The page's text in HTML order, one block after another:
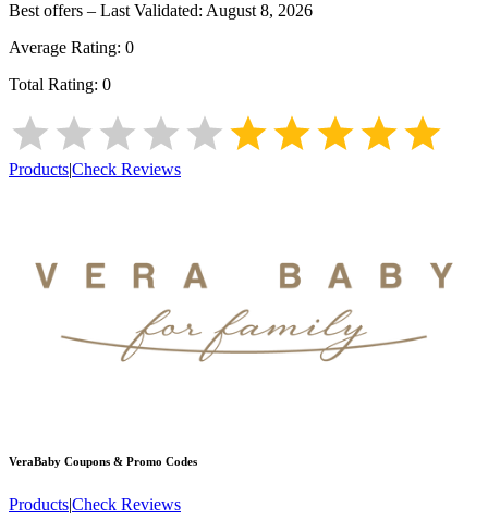
Best offers – Last Validated: August 8, 2026
Average Rating: 0
Total Rating: 0
Products|Check Reviews
VeraBaby Coupons & Promo Codes
Products|Check Reviews